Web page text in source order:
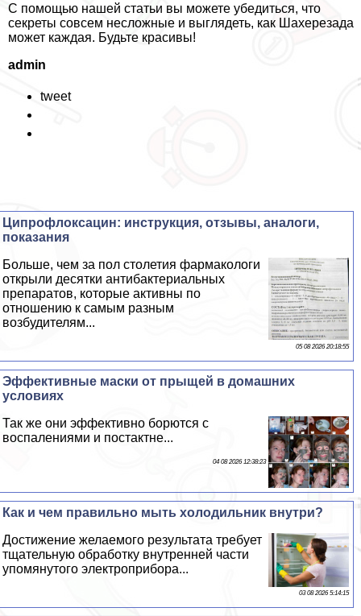
С помощью нашей статьи вы можете убедиться, что
секреты совсем несложные и выглядеть, как Шахерезада
может каждая. Будьте красивы!
admin
tweet
Ципрофлоксацин: инструкция, отзывы, аналоги,
показания
Больше, чем за пол столетия фармакологи
открыли десятки антибактериальных
препаратов, которые активны по
отношению к самым разным
возбудителям...
05 08 2026 20:18:55
Эффективные маски от прыщей в домашних
условиях
Так же они эффективно борются с
воспалениями и постактне...
04 08 2026 12:38:23
Как и чем правильно мыть холодильник внутри?
Достижение желаемого результата требует
тщательную обработку внутренней части
упомянутого электроприбора...
03 08 2026 5:14:15